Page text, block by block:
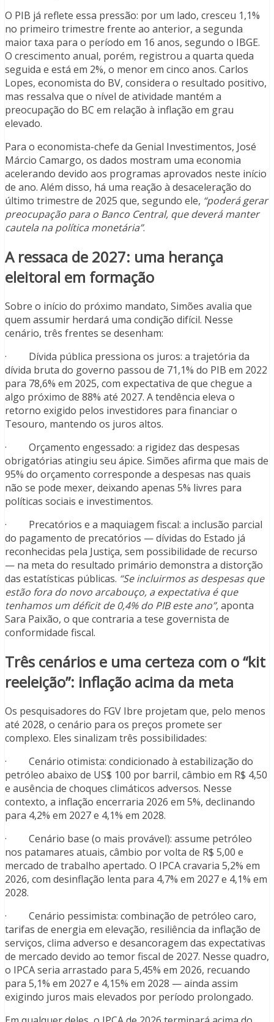
O PIB já reflete essa pressão: por um lado, cresceu 1,1%
no primeiro trimestre frente ao anterior, a segunda
maior taxa para o período em 16 anos, segundo o IBGE.
O crescimento anual, porém, registrou a quarta queda
seguida e está em 2%, o menor em cinco anos. Carlos
Lopes, economista do BV, considera o resultado positivo,
mas ressalva que o nível de atividade mantém a
preocupação do BC em relação à inflação em grau
elevado.
Para o economista-chefe da Genial Investimentos, José
Márcio Camargo, os dados mostram uma economia
acelerando devido aos programas aprovados neste início
de ano. Além disso, há uma reação à desaceleração do
último trimestre de 2025 que, segundo ele, “poderá gerar
preocupação para o Banco Central, que deverá manter
cautela na política monetária”.
A ressaca de 2027: uma herança
eleitoral em formação
Sobre o início do próximo mandato, Simões avalia que
quem assumir herdará uma condição difícil. Nesse
cenário, três frentes se desenham:
· Dívida pública pressiona os juros: a trajetória da
dívida bruta do governo passou de 71,1% do PIB em 2022
para 78,6% em 2025, com expectativa de que chegue a
algo próximo de 88% até 2027. A tendência eleva o
retorno exigido pelos investidores para financiar o
Tesouro, mantendo os juros altos.
· Orçamento engessado: a rigidez das despesas
obrigatórias atingiu seu ápice. Simões afirma que mais de
95% do orçamento corresponde a despesas nas quais
não se pode mexer, deixando apenas 5% livres para
políticas sociais e investimentos.
· Precatórios e a maquiagem fiscal: a inclusão parcial
do pagamento de precatórios — dívidas do Estado já
reconhecidas pela Justiça, sem possibilidade de recurso
— na meta do resultado primário demonstra a distorção
das estatísticas públicas. “Se incluirmos as despesas que
estão fora do novo arcabouço, a expectativa é que
tenhamos um déficit de 0,4% do PIB este ano”, aponta
Sara Paixão, o que contraria a tese governista de
conformidade fiscal.
Três cenários e uma certeza com o “kit
reeleição”: inflação acima da meta
Os pesquisadores do FGV Ibre projetam que, pelo menos
até 2028, o cenário para os preços promete ser
complexo. Eles sinalizam três possibilidades:
· Cenário otimista: condicionado à estabilização do
petróleo abaixo de US$ 100 por barril, câmbio em R$ 4,50
e ausência de choques climáticos adversos. Nesse
contexto, a inflação encerraria 2026 em 5%, declinando
para 4,2% em 2027 e 4,1% em 2028.
· Cenário base (o mais provável): assume petróleo
nos patamares atuais, câmbio por volta de R$ 5,00 e
mercado de trabalho apertado. O IPCA cravaria 5,2% em
2026, com desinflação lenta para 4,7% em 2027 e 4,1% em
2028.
· Cenário pessimista: combinação de petróleo caro,
tarifas de energia em elevação, resiliência da inflação de
serviços, clima adverso e desancoragem das expectativas
de mercado devido ao temor fiscal de 2027. Nesse quadro,
o IPCA seria arrastado para 5,45% em 2026, recuando
para 5,1% em 2027 e 4,15% em 2028 — ainda assim
exigindo juros mais elevados por período prolongado.